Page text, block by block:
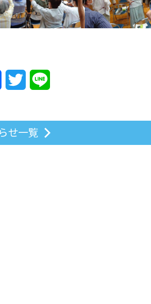
FacebookTwitter
せ一覧